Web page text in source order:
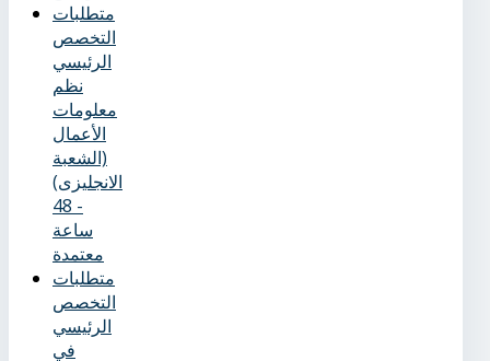
متطلبات
التخصص
الرئيسي
نظم
معلومات
الأعمال
(الشعبة
الانجليزى)
- 48
ساعة
معتمدة
متطلبات
التخصص
الرئيسي
في